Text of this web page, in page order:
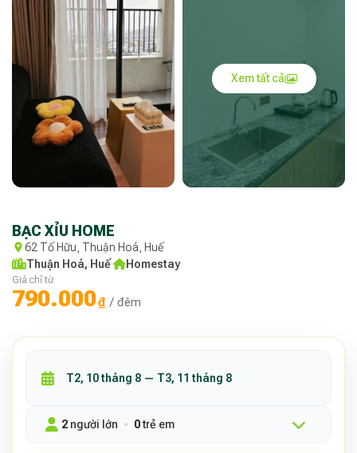
Xem tất cả
BẠC XỈU HOME
62 Tố Hữu, Thuận Hoá, Huế
Thuận Hoá, Huế· Homestay
Giá chỉ từ
790.000₫ / đêm
2 người lớn 0trẻ em